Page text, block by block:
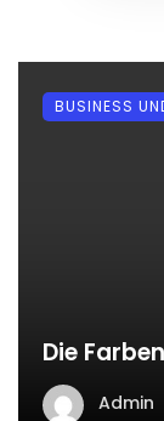
Die
Admin
BUSINESS